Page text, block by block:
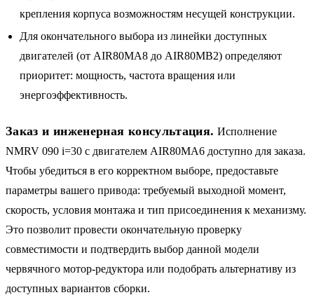
крепления корпуса возможностям несущей конструкции.
Для окончательного выбора из линейки доступных
двигателей (от AIR80MA8 до AIR80MB2) определяют
приоритет: мощность, частота вращения или
энергоэффективность.
Заказ и инженерная консультация. Исполнение
NMRV 090 i=30 с двигателем AIR80MA6 доступно для заказа.
Чтобы убедиться в его корректном выборе, предоставьте
параметры вашего привода: требуемый выходной момент,
скорость, условия монтажа и тип присоединения к механизму.
Это позволит провести окончательную проверку
совместимости и подтвердить выбор данной модели
червячного мотор-редуктора или подобрать альтернативу из
доступных вариантов сборки.